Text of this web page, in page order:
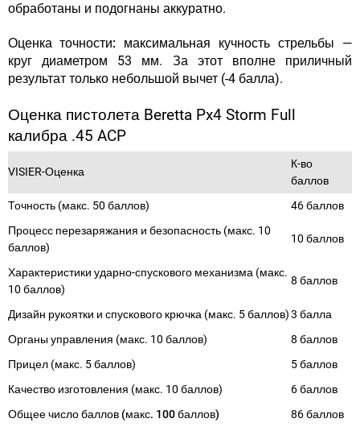
обработаны и подогнаны аккуратно.
Оценка точности: максимальная кучность стрельбы —
круг диаметром 53 мм. За этот вполне приличный
результат только небольшой вычет (-4 балла).
Оценка пистолета Beretta Px4 Storm Full
калибра .45 ACP
VISIER-Оценка
К-во
баллов
Точность (макс. 50 баллов)
46 баллов
Процесс перезаряжания и безопасность (макс. 10
баллов)
10 баллов
Характеристики ударно-спускового механизма (макс.
10 баллов)
8 баллов
Дизайн рукоятки и спускового крючка (макс. 5 баллов)3 балла
Органы управления (макс. 10 баллов)
8 баллов
Прицел (макс. 5 баллов)
5 баллов
Качество изготовления (макс. 10 баллов)
6 баллов
Общее число баллов (макс. 100 баллов)
86баллов